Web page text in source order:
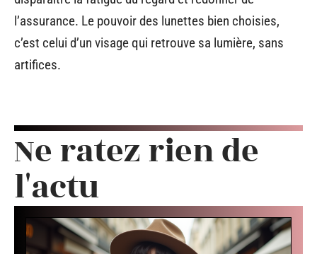
l’assurance. Le pouvoir des lunettes bien choisies,
c’est celui d’un visage qui retrouve sa lumière, sans
artifices.
Ne ratez rien de
l'actu